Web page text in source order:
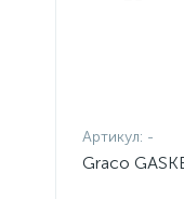
Артикул: -
Graco